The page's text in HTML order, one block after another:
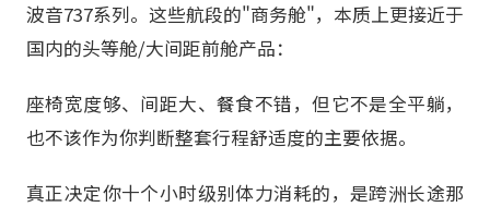
波音737系列。这些航段的"商务舱"，本质上更接近于
国内的头等舱/大间距前舱产品：
座椅宽度够、间距大、餐食不错，但它不是全平躺，
也不该作为你判断整套行程舒适度的主要依据。
真正决定你十个小时级别体力消耗的，是跨洲长途那